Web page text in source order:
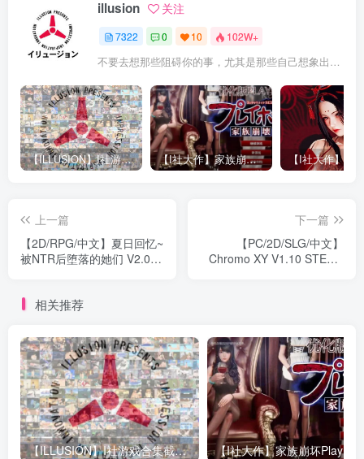
illusion 关注
7322 0 10 102W+
不要去想那些阻碍你的事，尤其是那些自己想象出来的事
【ILLUSION】I社游戏合集截至2025 无修正汉化硬盘纯净版手慢无[微云/OD] 【I社大作】家族崩坏Playhome 终极12.0收藏版新整合【85G/补档福利】【年费会员专享，手慢无】
上一篇
【2D/RPG/中文】夏日回忆~
被NTR后堕落的她们 V2.02
下一篇
【PC/2D/SLG/中文】
Chromo XY V1.10 STEAM
相关推荐
【ILLUSION】I社游戏合集截至2025 无修正汉化硬盘纯净版手慢无[微云/OD]